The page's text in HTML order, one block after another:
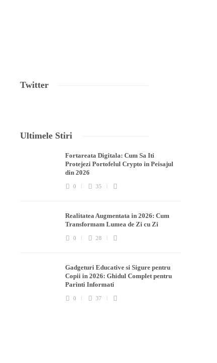
Twitter
Ultimele Stiri
Fortareata Digitala: Cum Sa Iti
Protejezi Portofelul Crypto in Peisajul
din 2026
0 35
Realitatea Augmentata in 2026: Cum
Transformam Lumea de Zi cu Zi
0 28
Gadgeturi Educative si Sigure pentru
Copii in 2026: Ghidul Complet pentru
Parinti Informati
0 37